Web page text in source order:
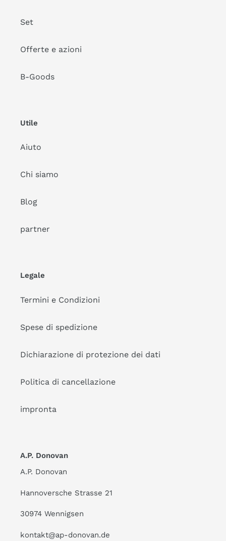
Set
Offerte e azioni
B-Goods
Utile
Aiuto
Chi siamo
Blog
partner
Legale
Termini e Condizioni
Spese di spedizione
Dichiarazione di protezione dei dati
Politica di cancellazione
impronta
A.P. Donovan
A.P. Donovan
Hannoversche Strasse 21
30974 Wennigsen
kontakt@ap-donovan.de